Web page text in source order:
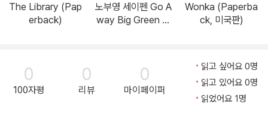
The Library (Pap
erback)
노부영 세이펜 Go A
way Big Green M
Wonka (Paperba
ck, 미국판)
0
100자평
0
리뷰
0
마이페이퍼
읽고 싶어요 0명
읽고 있어요 0명
읽었어요 1명